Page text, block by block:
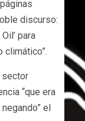
discurso:
para
climático”.
sector
“que era
el